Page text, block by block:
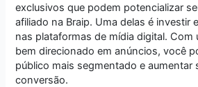
exclusivos que podem potencializar
afiliado na Braip. Uma delas é investir
nas plataformas de mídia digital. Com
bem direcionado em anúncios, você
público mais segmentado e aumentar
conversão.